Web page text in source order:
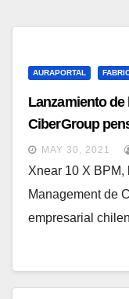
AURAPORTAL
Lanzamiento de
CiberGroup
procesos
MAY 30, 2021
Xnear 10 X
Management de
empresarial